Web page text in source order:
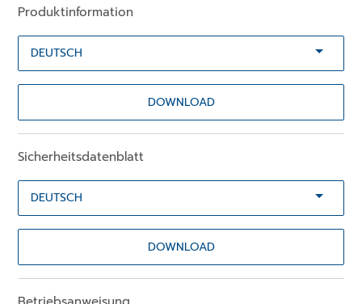
Produktinformation
DOWNLOAD
Sicherheitsdatenblatt
DOWNLOAD